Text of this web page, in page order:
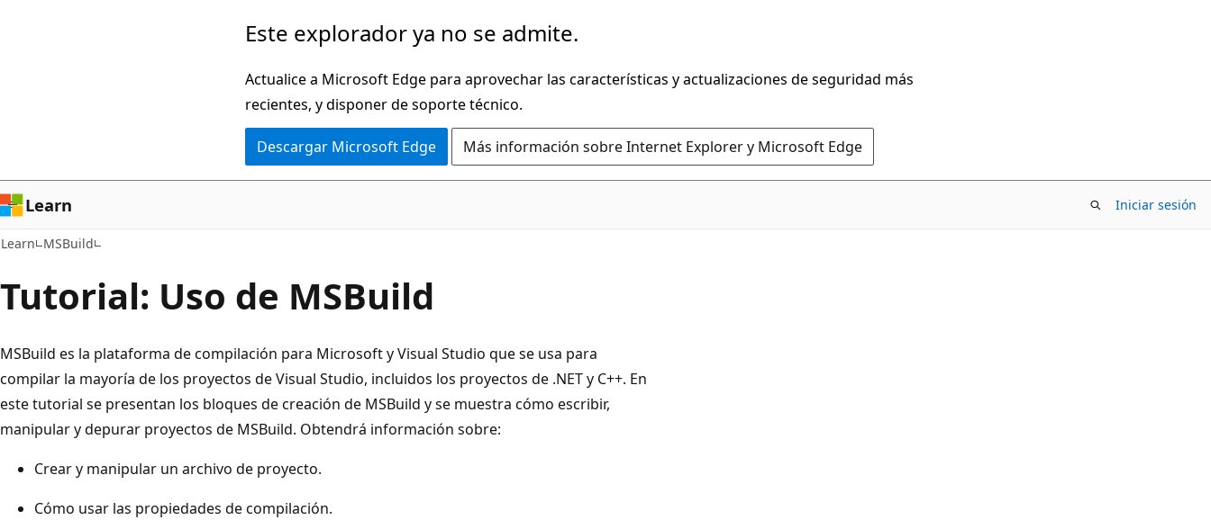
Este explorador ya no se admite.
Actualice a Microsoft Edge para aprovechar las características y actualizaciones de seguridad más
recientes, y disponer de soporte técnico.
Descargar Microsoft Edge Más información sobre Internet Explorer y Microsoft Edge
Learn Iniciar sesión
Learn MSBuild
Tutorial: Uso de MSBuild
MSBuild es la plataforma de compilación para Microsoft y Visual Studio que se usa para
compilar la mayoría de los proyectos de Visual Studio, incluidos los proyectos de .NET y C++. En
este tutorial se presentan los bloques de creación de MSBuild y se muestra cómo escribir,
manipular y depurar proyectos de MSBuild. Obtendrá información sobre:
Crear y manipular un archivo de proyecto.
Cómo usar las propiedades de compilación.